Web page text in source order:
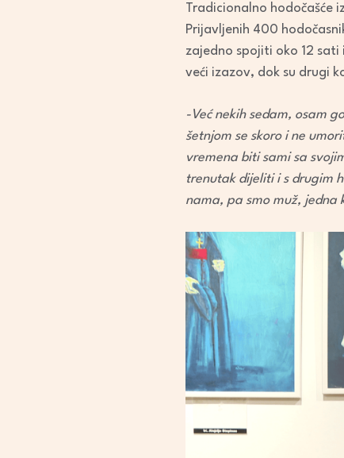
Tradicionalno hodočašće
Prijavljenih 400
zajedno spojiti oko 12
veći izazov, dok su drugi
-Već nekih sedam, osam
šetnjom se skoro i ne
vremena biti sami sa
trenutak dijeliti i s drugim
nama, pa smo muž, jedna